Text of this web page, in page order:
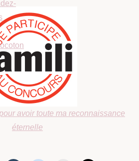
avoir toute ma reconnaissance
éternelle